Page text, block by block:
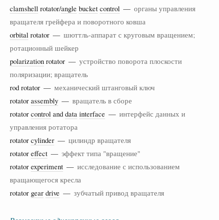
clamshell rotator/angle bucket control — органы управления
вращателя грейфера и поворотного ковша
orbital rotator — шюттль-аппарат с круговым вращением;
ротационный шейкер
polarization rotator — устройство поворота плоскости
поляризации; вращатель
rod rotator — механический штанговый ключ
rotator assembly — вращатель в сборе
rotator control and data interface — интерфейс данных и
управления ротатора
rotator cylinder — цилиндр вращателя
rotator effect — эффект типа "вращение"
rotator experiment — исследование с использованием
вращающегося кресла
rotator gear drive — зубчатый привод вращателя